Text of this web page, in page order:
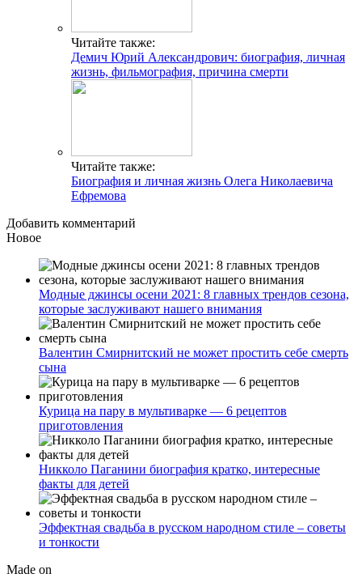
Читайте также:
Демич Юрий Александрович: биография, личная
жизнь, фильмография, причина смерти
Читайте также:
Биография и личная жизнь Олега Николаевича
Ефремова
Добавить комментарий
Новое
Модные джинсы осени 2021: 8 главных трендов сезона,
которые заслуживают нашего внимания
Валентин Смирнитский не может простить себе смерть
сына
Курица на пару в мультиварке — 6 рецептов
приготовления
Никколо Паганини биография кратко, интересные
факты для детей
Эффектная свадьба в русском народном стиле – советы
и тонкости
Made on